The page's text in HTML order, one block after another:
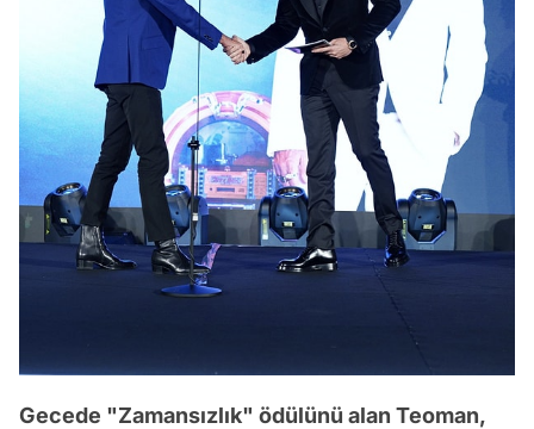
Gecede "Zamansızlık" ödülünü alan Teoman,